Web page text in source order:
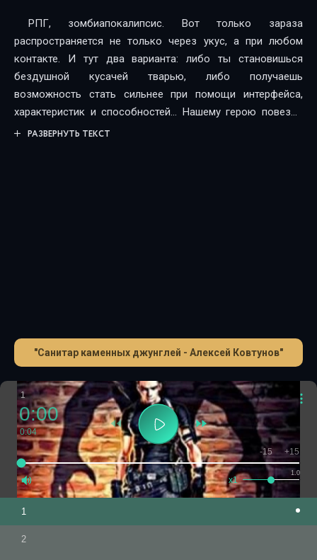
РПГ, зомбиапокалипсис. Вот только зараза
распространяется не только через укус, а при любом
контакте. И тут два варианта: либо ты становишься
бездушной кусачей тварью, либо получаешь
возможность стать сильнее при помощи интерфейса,
характеристик и способностей... Нашему герою повезло
дважды — он не стал зомби, да еще и на старте выхватил
РАЗВЕРНУТЬ ТЕКСТ
"Санитар каменных джунглей - Алексей Ковтунов"
1
0:00
0:04
1.0
x1
-15 +15
1
2